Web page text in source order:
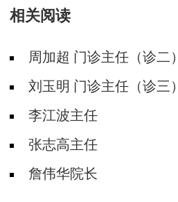
会诊‌
相关阅读
周加超 门诊主任（诊二）
刘玉明 门诊主任（诊三）
李江波主任
张志高主任
詹伟华院长